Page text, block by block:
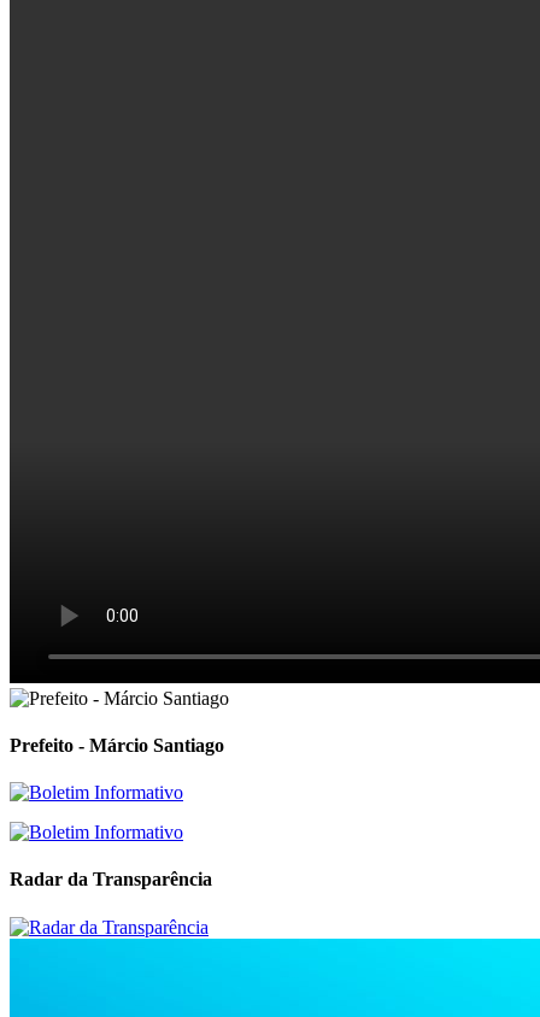
Prefeito - Márcio Santiago
Radar da Transparência